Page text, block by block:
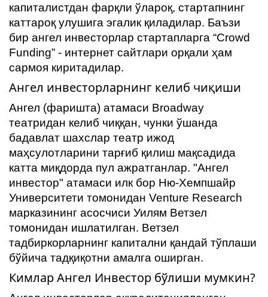
капиталистдан фарқли ўлароқ, стартапнинг
каттароқ улушига эгалик қиладилар. Баъзи
бир ангел инвесторлар стартапларга “Crowd
Funding” - интернет сайтлари орқали ҳам
сармоя киритадилар.
Ангел инвесторларнинг келиб чиқиши
Ангел (фаришта) атамаси Broadway
театридан келиб чиққан, чунки ўшанда
бадавлат шахслар театр ижод
маҳсулотларини тарғиб қилиш мақсадида
катта миқдорда пул ажратганлар. "Ангел
инвестор" атамаси илк бор Ню-Хемпшайр
Университети томонидан Venture Research
марказининг асосчиси Уилям Ветзел
томонидан ишлатилган. Ветзел
тадбиркорларнинг капитални қандай тўплаши
бўйича тадқиқотни амалга оширган.
Кимлар Ангел Инвестор бўлиши мумкин?